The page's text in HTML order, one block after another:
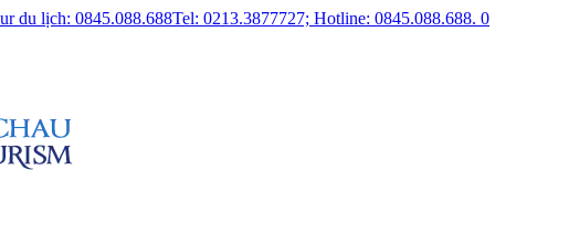
du lịch: 0845.088.688Tel: 0213.3877727; Hotline: 0845.088.688. 0